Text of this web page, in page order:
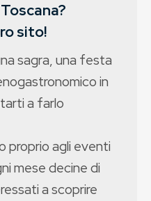
sito!
sagra, una festa
in
a farlo
proprio agli eventi
mese decine di
a scoprire